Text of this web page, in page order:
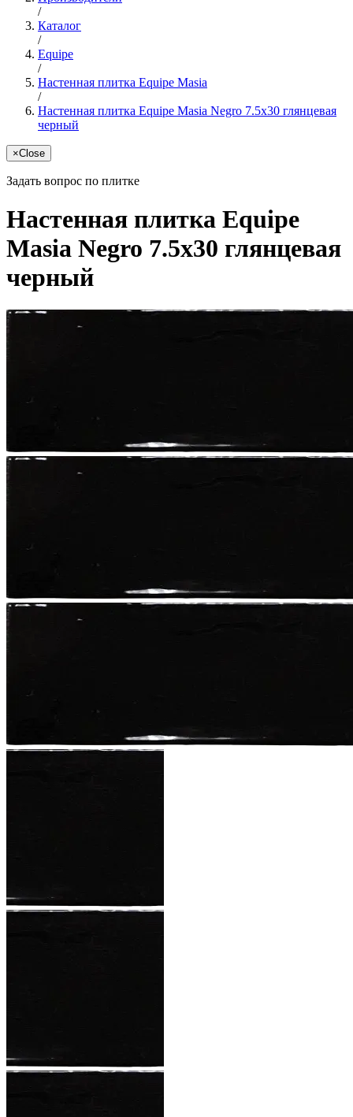
/
Каталог
/
Equipe
/
Настенная плитка Equipe Masia
/
Настенная плитка Equipe Masia Negro 7.5x30 глянцевая
черный
×Close
Задать вопрос по плитке
Настенная плитка Equipe
Masia Negro 7.5x30 глянцевая
черный